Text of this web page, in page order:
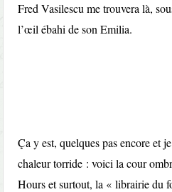
Fred Vasilescu me trouvera là,
l’œil ébahi de son Emilia.
Ça y est, quelques pas encore et
chaleur torride : voici la cour
Hours et surtout, la « librairie du